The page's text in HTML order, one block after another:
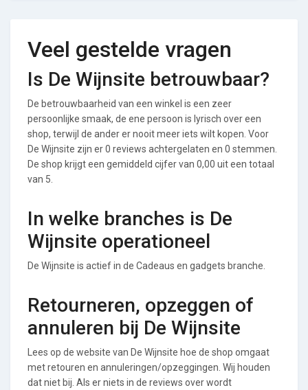
Veel gestelde vragen
Is De Wijnsite betrouwbaar?
De betrouwbaarheid van een winkel is een zeer
persoonlijke smaak, de ene persoon is lyrisch over een
shop, terwijl de ander er nooit meer iets wilt kopen. Voor
De Wijnsite zijn er 0 reviews achtergelaten en 0 stemmen.
De shop krijgt een gemiddeld cijfer van 0,00 uit een totaal
van 5.
In welke branches is De
Wijnsite operationeel
De Wijnsite is actief in de Cadeaus en gadgets branche.
Retourneren, opzeggen of
annuleren bij De Wijnsite
Lees op de website van De Wijnsite hoe de shop omgaat
met retouren en annuleringen/opzeggingen. Wij houden
dat niet bij. Als er niets in de reviews over wordt